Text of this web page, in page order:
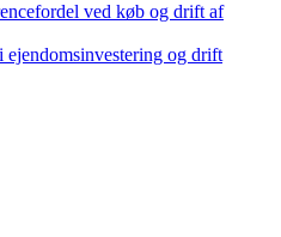
ved køb og drift af
og drift